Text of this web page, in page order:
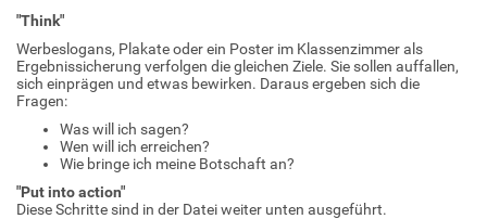
"Think"
Werbeslogans, Plakate oder ein Poster im Klassenzimmer als
Ergebnissicherung verfolgen die gleichen Ziele. Sie sollen auffallen,
sich einprägen und etwas bewirken. Daraus ergeben sich die
Fragen:
Was will ich sagen?
Wen will ich erreichen?
Wie bringe ich meine Botschaft an?
"Put into action"
Diese Schritte sind in der Datei weiter unten ausgeführt.